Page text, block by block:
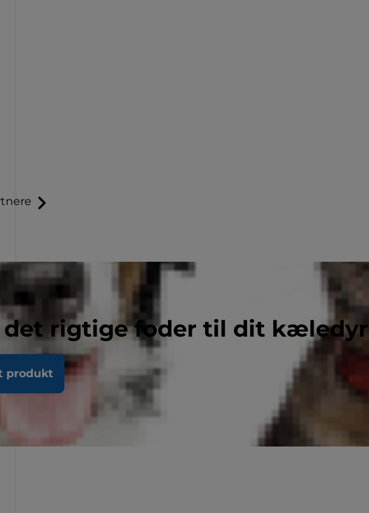
det rigtige foder til dit kæledyr
produkt